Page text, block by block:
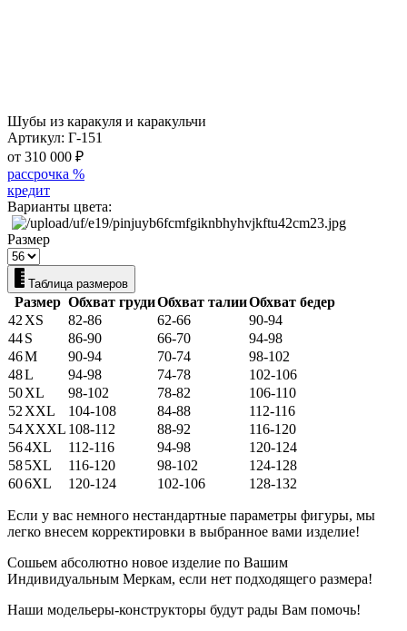
Шубы из каракуля и каракульчи
Артикул: Г-151
от 310 000 ₽
рассрочка %
кредит
Варианты цвета:
Размер
Таблица размеров
Размер Обхват грудиОбхват талииОбхват бедер
42 XS 82-86 62-66
90-94
44S 86-90 66-70
94-98
46M 90-94 70-74
98-102
48L 94-98 74-78
102-106
50XL 98-102 78-82
106-110
52 XXL 104-108 84-88
112-116
54XXXL 108-112 88-92
116-120
564XL 112-116 94-98
120-124
585XL 116-120 98-102
124-128
606XL 120-124 102-106 128-132
Если у вас немного нестандартные параметры фигуры, мы
легко внесем корректировки в выбранное вами изделие!
Сошьем абсолютно новое изделие по Вашим
Индивидуальным Меркам, если нет подходящего размера!
Наши модельеры-конструкторы будут рады Вам помочь!